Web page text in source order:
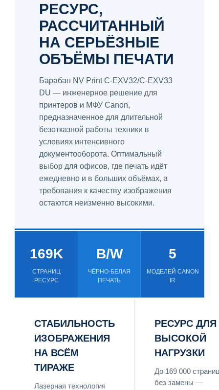
РЕСУРС,
РАССЧИТАННЫЙ
НА СЕРЬЁЗНЫЕ
ОБЪЁМЫ ПЕЧАТИ
Барабан NV Print C-EXV32/C-EXV33
DU — инженерное решение для
принтеров и МФУ Canon,
предназначенное для длительной
безотказной работы техники в
условиях интенсивного
документооборота. Оптимальный
выбор для офисов, где печать идёт
ежедневно и в больших объёмах, а
требования к качеству изображения
остаются неизменно высокими.
169K
СТРАНИЦ
РЕСУРС
B/W
ЧЁРНО-БЕЛАЯ
ПЕЧАТЬ
5
МОДЕЛЕЙ CANON
IR
СТАБИЛЬНОСТЬ
ИЗОБРАЖЕНИЯ
НА ВСЁМ
ТИРАЖЕ
Лазерная технология
РЕСУРС ДЛЯ
ВЫСОКОЙ
НАГРУЗКИ
До 169 000
без замены —